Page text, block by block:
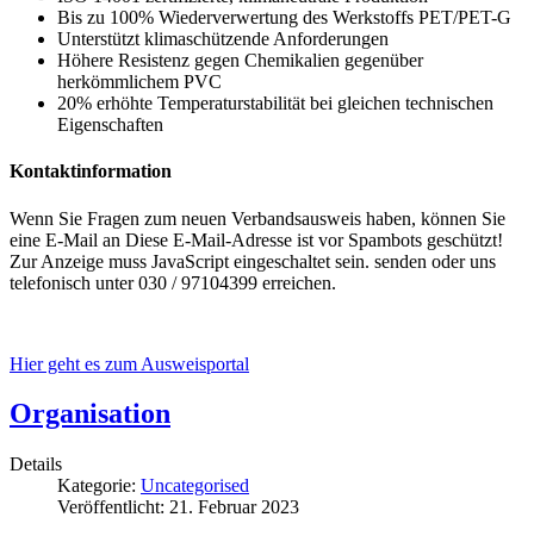
Bis zu 100% Wiederverwertung des Werkstoffs PET/PET-G
Unterstützt klimaschützende Anforderungen
Höhere Resistenz gegen Chemikalien gegenüber
herkömmlichem PVC
20% erhöhte Temperaturstabilität bei gleichen technischen
Eigenschaften
Kontaktinformation
Wenn Sie Fragen zum neuen Verbandsausweis haben, können Sie
eine E-Mail an Diese E-Mail-Adresse ist vor Spambots geschützt!
Zur Anzeige muss JavaScript eingeschaltet sein. senden oder uns
telefonisch unter 030 / 97104399 erreichen.
Hier geht es zum Ausweisportal
Organisation
Details
Kategorie: Uncategorised
Veröffentlicht: 21. Februar 2023